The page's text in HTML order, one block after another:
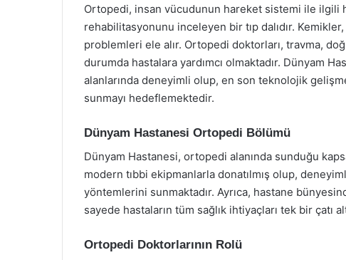
Ortopedi, insan vücudunun hareket sistemi ile ilgili
rehabilitasyonunu inceleyen bir tıp dalıdır.
problemleri ele alır. Ortopedi doktorları, travma,
durumda hastalara yardımcı olmaktadır. Dünyam
alanlarında deneyimli olup, en son teknolojik
sunmayı hedeflemektedir.
Dünyam Hastanesi Ortopedi Bölümü
Dünyam Hastanesi, ortopedi alanında sunduğu
modern tıbbi ekipmanlarla donatılmış olup,
yöntemlerini sunmaktadır. Ayrıca, hastane
sayede hastaların tüm sağlık ihtiyaçları tek bir çatı
Ortopedi Doktorlarının Rolü